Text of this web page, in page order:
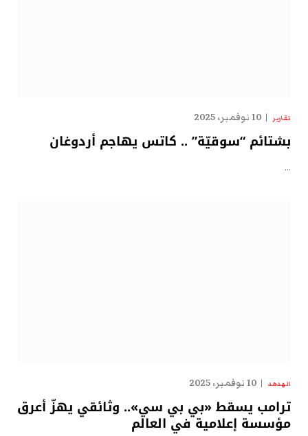
تقارير 10 نوفمبر، 2025
بشتائم “سوقيّة” .. كاتس يهاجم أردوغان
…
الهدهد 10 نوفمبر، 2025
ترامب يسقط «بي بي سي».. وثائقي يهزّ أعرق
مؤسسة إعلامية في العالم